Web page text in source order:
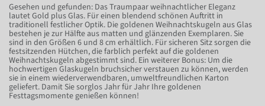
Gesehen und gefunden: Das Traumpaar weihnachtlicher Eleganz
lautet Gold plus Glas. Für einen blendend schönen Auftritt in
traditionell festlicher Optik. Die goldenen Weihnachtskugeln aus Glas
bestehen je zur Hälfte aus matten und glänzenden Exemplaren. Sie
sind in den Größen 6 und 8 cm erhältlich. Für sicheren Sitz sorgen die
festsitzenden Hütchen, die farblich perfekt auf die goldenen
Weihnachtskugeln abgestimmt sind. Ein weiterer Bonus: Um die
hochwertigen Glaskugeln bruchsicher verstauen zu können, werden
sie in einem wiederverwendbaren, umweltfreundlichen Karton
geliefert. Damit Sie sorglos Jahr für Jahr Ihre goldenen
Festtagsmomente genießen können!